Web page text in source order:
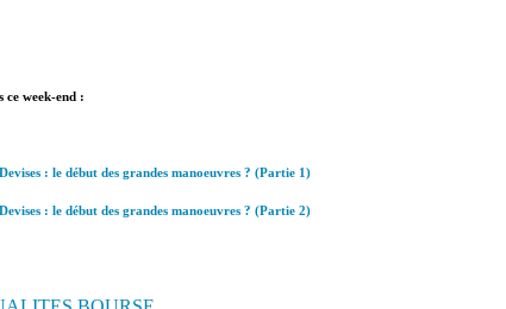
week-end :
: le début des grandes manoeuvres ? (Partie 1)
: le début des grandes manoeuvres ? (Partie 2)